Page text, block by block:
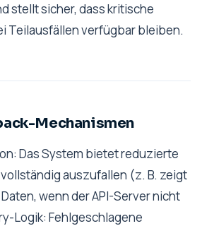
stellt sicher, dass kritische
Teilausfällen verfügbar bleiben.
Mechanismen
Das System bietet reduzierte
auszufallen (z. B. zeigt
wenn der API-Server nicht
Logik: Fehlgeschlagene